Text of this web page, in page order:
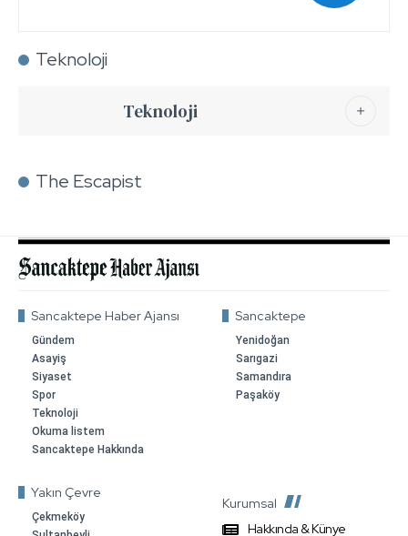
Teknoloji
Teknoloji
The Escapist
Sancaktepe Haber Ajansı
Gündem
Asayiş
Siyaset
Spor
Teknoloji
Okuma listem
Sancaktepe Hakkında
Sancaktepe
Yenidoğan
Sarıgazi
Samandıra
Paşaköy
Yakın Çevre
Çekmeköy
Kurumsal
Hakkında & Künye